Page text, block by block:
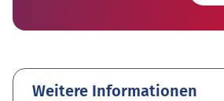
Weitere Informationen